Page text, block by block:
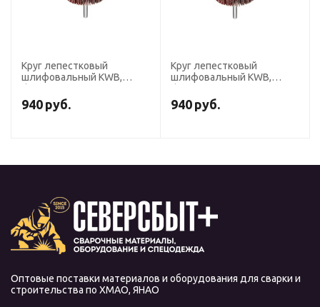
Круг лепестковый
шлифовальный KWB,
хвостовик d=6 мм
940 руб.
Круг лепестковый
шлифовальный KWB,
хвостовик d=6 мм
940 руб.
Оптовые поставки материалов и оборудования для сварки и
строительства по ХМАО, ЯНАО